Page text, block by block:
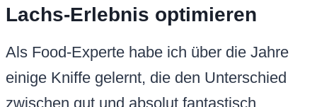
Lachs-Erlebnis optimieren
Als Food-Experte habe ich über die Jahre
einige Kniffe gelernt, die den Unterschied
zwischen gut und absolut fantastisch